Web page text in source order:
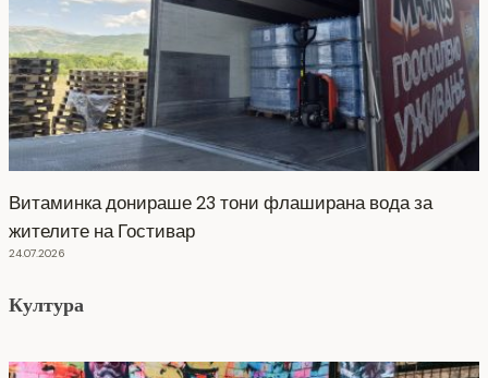
Витаминка донираше 23 тони флаширана вода за
жителите на Гостивар
24.07.2026
Култура